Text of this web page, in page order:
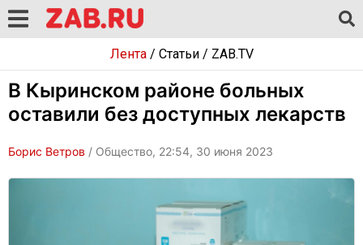
Лента/ Статьи/ ZAB.TV
В Кыринском районе больных
оставили без доступных лекарств
Борис Ветров / Общество, 22:54, 30 июня 2023